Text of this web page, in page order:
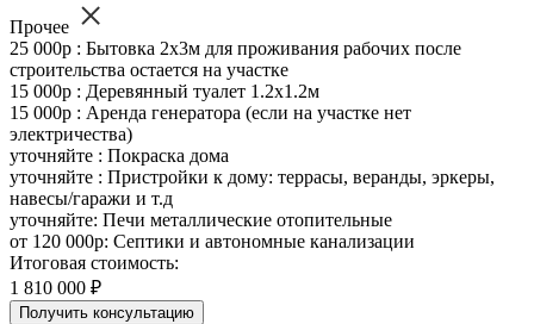
Прочее
25 000р : Бытовка 2х3м для проживания рабочих после
строительства остается на участке
15 000р : Деревянный туалет 1.2х1.2м
15 000р : Аренда генератора (если на участке нет
электричества)
уточняйте : Покраска дома
уточняйте : Пристройки к дому: террасы, веранды, эркеры,
навесы/гаражи и т.д
уточняйте: Печи металлические отопительные
от 120 000р: Септики и автономные канализации
Итоговая стоимость:
1 810 000 ₽
Получить консультацию